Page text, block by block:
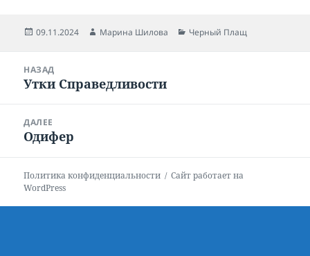
Опубликовано
09.11.2024 Автор
Марина Шилова Рубрики
Черный Плащ
записям
НАЗАД
Предыдущая
Утки Справедливости
ДАЛЕЕ
Следующая
Одифер
Политика конфиденциальности
Сайт работает на
WordPress